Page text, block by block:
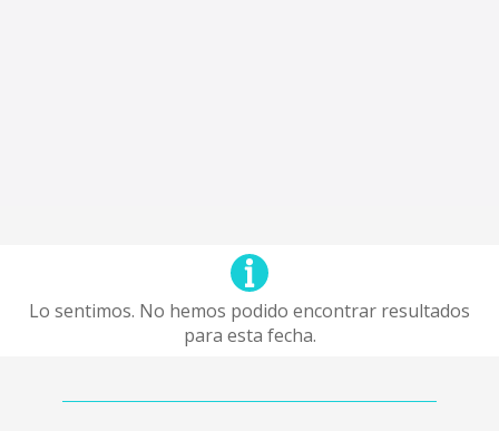
Lo sentimos. No hemos podido encontrar resultados
para esta fecha.